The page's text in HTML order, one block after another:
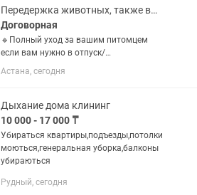
5/2, 2/2 или...
Передержка животных, также выезд на дом
Договорная
🔹Полный уход за вашим питомцем
если вам нужно в отпуск/
командировку.Кошка,кот, собаки мини-
породы, средние породы. Также имею
хамелеон,ящерицы,змеи. Грызуны:...
Астана, сегодня
Дыхание дома клининг
10 000 - 17 000 ₸
Убираться квартиры,подъезды,потолки
моються,генеральная уборка,балконы
убираються
Рудный, сегодня